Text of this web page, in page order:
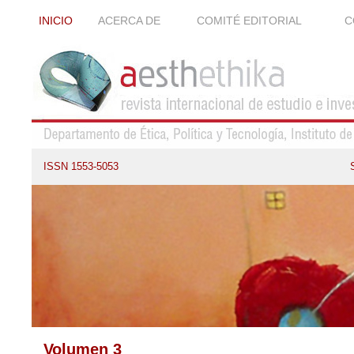
INICIO ACERCA DE COMITÉ EDITORIAL
ISSN 1553-5053
Volumen 3